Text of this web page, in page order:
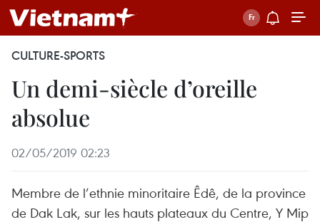
CULTURE-SPORTS
Un demi-siècle d’oreille
absolue
02/05/2019 02:23
Membre de l’ethnie minoritaire Êdê, de la province
de Dak Lak, sur les hauts plateaux du Centre, Y Mip